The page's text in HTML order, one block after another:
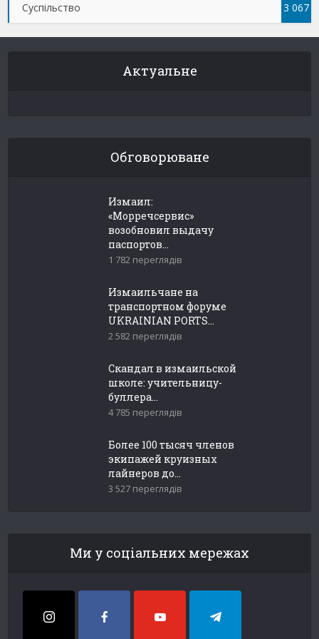
Суспільство 3 067
Актуальне
Обговорюване
Измаил:
«Морречсервис»
возобновил выдачу
паспортов...
1 782 переглядів
Измаильчане на
транспортном форуме
UKRAINIAN PORTS...
2 582 переглядів
Скандал в измаильской
школе: учительницу-
буллера...
4 785 переглядів
Более 100 тысяч членов
экипажей круизных
лайнеров до...
3 527 переглядів
Ми у соціальних мережах